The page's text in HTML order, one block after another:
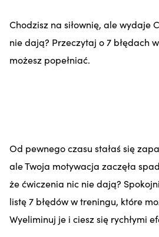
Chodzisz na siłownię, ale wydaje
nie dają? Przeczytaj o 7 błędach
możesz popełniać.
Od pewnego czasu stałaś się
ale Twoja motywacja zaczęła
że ćwiczenia nic nie dają?
listę 7 błędów w treningu, które
Wyeliminuj je i ciesz się rychłymi